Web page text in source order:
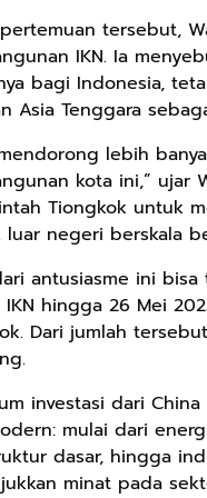
tersebut,
IKN. Ia
bagi Indonesia,
Asia Tenggara
lebih
kota ini,” ujar
Tiongkok untuk
luar negeri berskala
antusiasme ini
hingga 26 Mei
Dari jumlah
investasi dari
mulai dari
dasar, hingga
minat pada
The
of
Asli
Buku
Dayak
Atas
Dayak
Shopee
Biografi
Kardin:
|
Book
Eboo
Suku
Google